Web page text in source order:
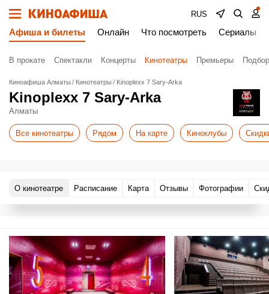
RUS
Афиша и билеты Онлайн Что посмотреть Сериалы
В прокате Спектакли Концерты Кинотеатры Премьеры
Киноафиша Алматы Кинотеатры Kinoplexx 7 Sary-Arka
Kinoplexx 7 Sary-Arka
Алматы
Все кинотеатры Рядом На карте Киноклубы
О кинотеатре Расписание Карта Отзывы Фотографии